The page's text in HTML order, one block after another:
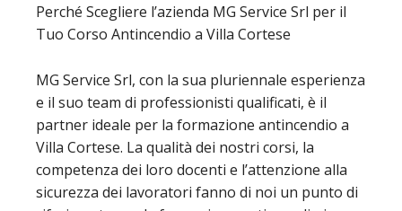
Perché Scegliere l’azienda MG Service Srl per il
Tuo Corso Antincendio a Villa Cortese
MG Service Srl, con la sua pluriennale esperienza
e il suo team di professionisti qualificati, è il
partner ideale per la formazione antincendio a
Villa Cortese. La qualità dei nostri corsi, la
competenza dei loro docenti e l’attenzione alla
sicurezza dei lavoratori fanno di noi un punto di